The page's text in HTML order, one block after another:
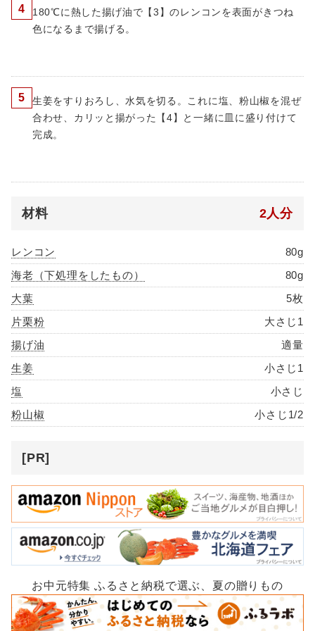
4
180℃に熱した揚げ油で【3】のレンコンを表面がきつね
色になるまで揚げる。
5
生姜をすりおろし、水気を切る。これに塩、粉山椒を混ぜ
合わせ、カリッと揚がった【4】と一緒に皿に盛り付けて
完成。
材料 2人分
レンコン
80g
海老（下処理をしたもの）
80g
大葉
5枚
片栗粉
大さじ1
揚げ油
適量
生姜
小さじ1
塩
小さじ
粉山椒
小さじ1/2
[PR]
お中元特集 ふるさと納税で選ぶ、夏の贈りもの